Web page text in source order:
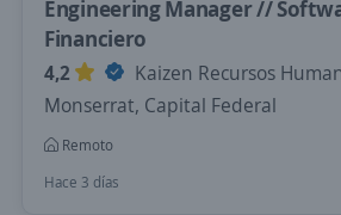
Engineering Manager //
Financiero
4,2
Kaizen Recursos
Monserrat, Capital Federal
Remoto
Hace 3 días